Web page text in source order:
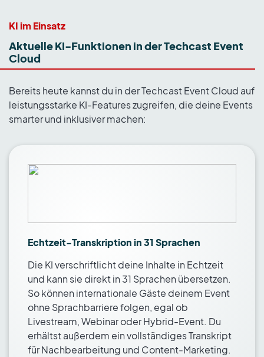
KI im Einsatz
Aktuelle KI-Funktionen in der Techcast Event
Cloud
Bereits heute kannst du in der Techcast Event Cloud auf
leistungsstarke KI-Features zugreifen, die deine Events
smarter und inklusiver machen:
Echtzeit-Transkription in 31 Sprachen
Die KI verschriftlicht deine Inhalte in Echtzeit
und kann sie direkt in 31 Sprachen übersetzen.
So können internationale Gäste deinem Event
ohne Sprachbarriere folgen, egal ob
Livestream, Webinar oder Hybrid-Event. Du
erhältst außerdem ein vollständiges Transkript
für Nachbearbeitung und Content-Marketing.